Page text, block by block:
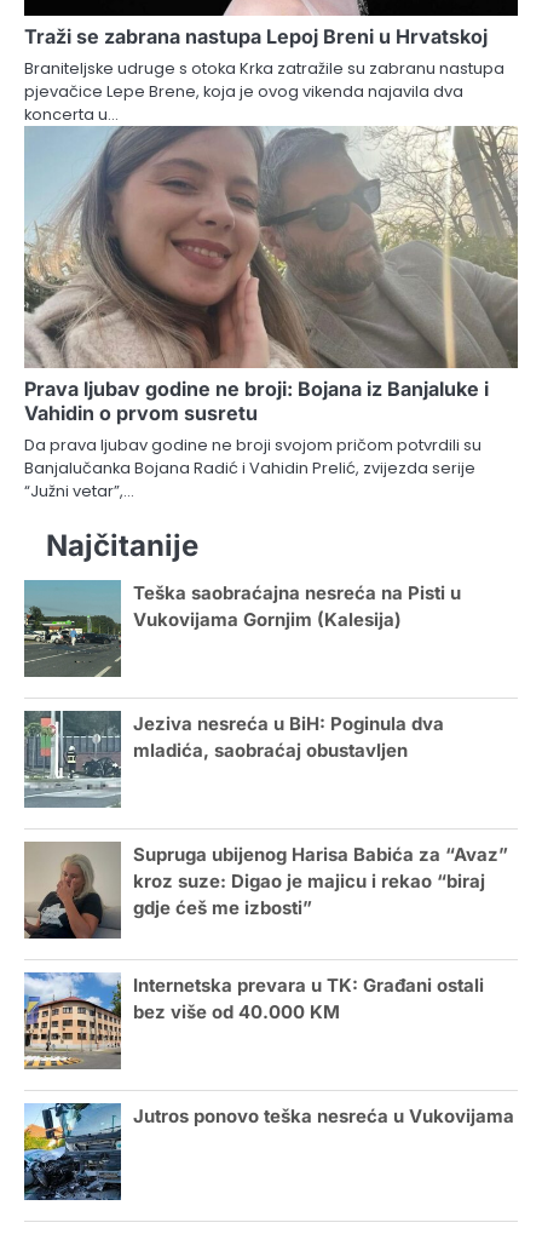
Traži se zabrana nastupa Lepoj Breni u Hrvatskoj
Braniteljske udruge s otoka Krka zatražile su zabranu nastupa
pjevačice Lepe Brene, koja je ovog vikenda najavila dva
koncerta u…
Prava ljubav godine ne broji: Bojana iz Banjaluke i
Vahidin o prvom susretu
Da prava ljubav godine ne broji svojom pričom potvrdili su
Banjalučanka Bojana Radić i Vahidin Prelić, zvijezda serije
“Južni vetar”,…
Najčitanije
Teška saobraćajna nesreća na Pisti u
Vukovijama Gornjim (Kalesija)
Jeziva nesreća u BiH: Poginula dva
mladića, saobraćaj obustavljen
Supruga ubijenog Harisa Babića za “Avaz”
kroz suze: Digao je majicu i rekao “biraj
gdje ćeš me izbosti”
Internetska prevara u TK: Građani ostali
bez više od 40.000 KM
Jutros ponovo teška nesreća u Vukovijama